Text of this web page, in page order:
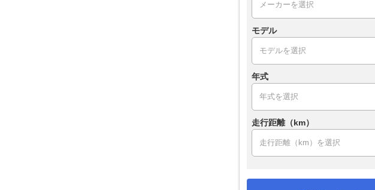
モデル
年式
走行距離（km）